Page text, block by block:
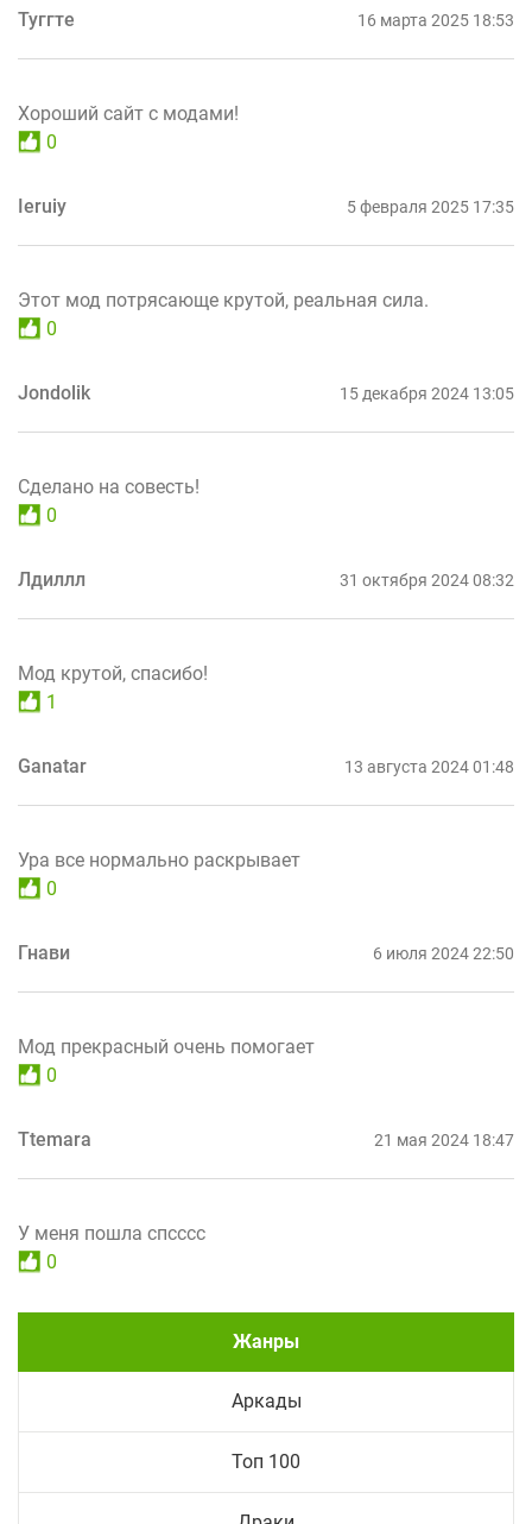
Туггте 16 марта 2025 18:53
Хороший сайт с модами!
0
Ieruiy 5 февраля 2025 17:35
Этот мод потрясающе крутой, реальная сила.
0
Jondolik 15 декабря 2024 13:05
Сделано на совесть!
0
Лдиллл 31 октября 2024 08:32
Мод крутой, спасибо!
1
Ganatar 13 августа 2024 01:48
Ура все нормально раскрывает
0
Гнави 6 июля 2024 22:50
Мод прекрасный очень помогает
0
Ttemara 21 мая 2024 18:47
У меня пошла спсссс
0
Жанры
Аркады
Топ 100